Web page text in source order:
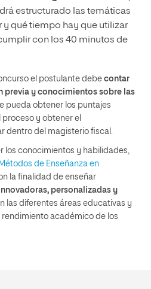
estructurado las temáticas
y qué tiempo hay que utilizar
con los 40 minutos de
el postulante debe contar
previa y conocimientos sobre las
pueda obtener los puntajes
y obtener el
dentro del magisterio fiscal.
los conocimientos y habilidades,
de Enseñanza en
la finalidad de enseñar
personalizadas y
las diferentes áreas educativas y
académico de los